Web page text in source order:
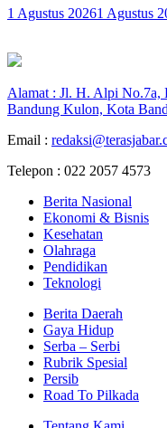
1 Agustus 20261 Agustus
Alamat : Jl. H. Alpi No.7a,
Bandung Kulon, Kota
Email :
Telepon : 022 2057 4573
Berita Nasional
Ekonomi & Bisnis
Kesehatan
Olahraga
Pendidikan
Teknologi
Berita Daerah
Gaya Hidup
Serba – Serbi
Rubrik Spesial
Persib
Road To Pilkada